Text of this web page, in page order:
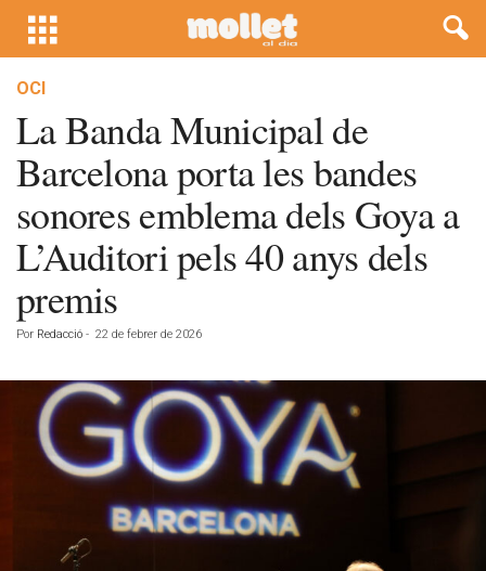
OCI
La Banda Municipal de
Barcelona porta les bandes
sonores emblema dels Goya a
L’Auditori pels 40 anys dels
premis
Por Redacció - 22 de febrer de 2026